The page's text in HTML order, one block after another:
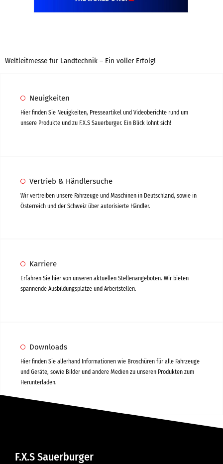
Gebrauchte
Schweiz
Messen
Neuigkeiten
Blechbearbeitung
Weltleitmesse für Landtechnik – Ein voller Erfolg!
Neuigkeiten
Hier finden Sie Neuigkeiten, Presseartikel und Videoberichte rund um
unsere Produkte und zu F.X.S Sauerburger. Ein Blick lohnt sich!
Vertrieb & Händlersuche
Wir vertreiben unsere Fahrzeuge und Maschinen in Deutschland, sowie in
Österreich und der Schweiz über autorisierte Händler.
Karriere
Erfahren Sie hier von unseren aktuellen Stellenangeboten. Wir bieten
spannende Ausbildungsplätze und Arbeitstellen.
Downloads
Hier finden Sie allerhand Informationen wie Broschüren für alle Fahrzeuge
und Geräte, sowie Bilder und andere Medien zu unseren Produkten zum
Herunterladen.
F.X.S Sauerburger